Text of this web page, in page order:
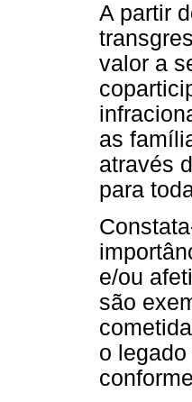
A partir
valor a
as
através
para
e/ou
são
o